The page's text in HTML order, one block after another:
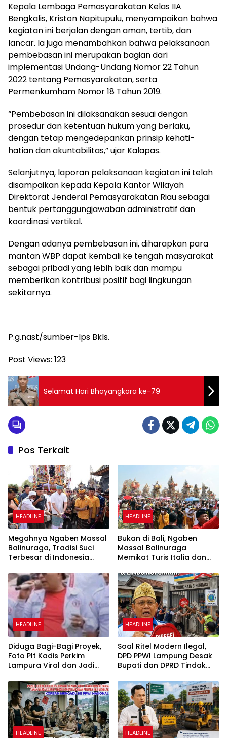
Kepala Lembaga Pemasyarakatan Kelas IIA
Bengkalis, Kriston Napitupulu, menyampaikan bahwa
kegiatan ini berjalan dengan aman, tertib, dan
lancar. Ia juga menambahkan bahwa pelaksanaan
pembebasan ini merupakan bagian dari
implementasi Undang-Undang Nomor 22 Tahun
2022 tentang Pemasyarakatan, serta
Permenkumham Nomor 18 Tahun 2019.
“Pembebasan ini dilaksanakan sesuai dengan
prosedur dan ketentuan hukum yang berlaku,
dengan tetap mengedepankan prinsip kehati-
hatian dan akuntabilitas,” ujar Kalapas.
Selanjutnya, laporan pelaksanaan kegiatan ini telah
disampaikan kepada Kepala Kantor Wilayah
Direktorat Jenderal Pemasyarakatan Riau sebagai
bentuk pertanggungjawaban administratif dan
koordinasi vertikal.
Dengan adanya pembebasan ini, diharapkan para
mantan WBP dapat kembali ke tengah masyarakat
sebagai pribadi yang lebih baik dan mampu
memberikan kontribusi positif bagi lingkungan
sekitarnya.
P.g.nast/sumber-lps Bkls.
Post Views: 123
Selamat Hari Bhayangkara ke-79
Pos Terkait
HEADLINE
Megahnya Ngaben Massal
Balinuraga, Tradisi Suci
Terbesar di Indonesia
dan Merekatkan Ikatan
Keluarga
HEADLINE
Bukan di Bali, Ngaben
Massal Balinuraga
Memikat Turis Italia dan
HEADLINE
Diduga Bagi-Bagi Proyek,
Foto Plt Kadis Perkim
Lampura Viral dan Jadi
Netizen
HEADLINE
Soal Ritel Modern Ilegal,
DPD PPWI Lampung Desak
Bupati dan DPRD Tindak
No 02/2016
HEADLINE HEADLINE